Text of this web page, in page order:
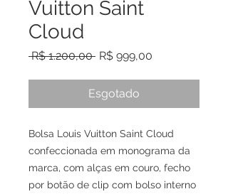
Vuitton Saint
Cloud
R$ 1.200,00 Preço normal
R$ 999,00
Esgotado
Bolsa Louis Vuitton Saint Cloud
confeccionada em monograma da
marca, com alças em couro, fecho
por botão de clip com bolso interno